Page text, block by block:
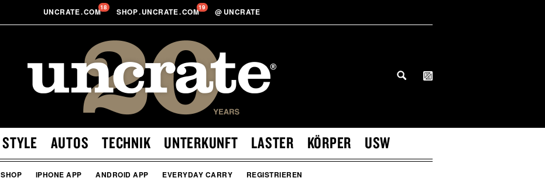
UNCRATE.COM18 SHOP.UNCRATE.COM19 @ UNCRATE
STYLE AUTOS TECHNIK UNTERKUNFT LASTER KÖRPER USW
SHOP IPHONE APP ANDROID APP EVERYDAY CARRY REGISTRIEREN